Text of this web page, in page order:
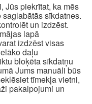
Jūs piekrītat, ka mēs
sīkdatnes.
un izdzēst.
lapā
izdzēst visas
daļu
bloķēta sīkdatņu
Jums manuāli būs
tīmekļa vietni,
pakalpojumi un